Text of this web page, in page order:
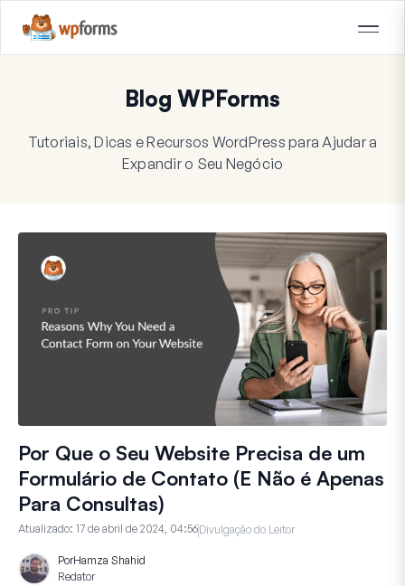
Blog WPForms
Tutoriais, Dicas e Recursos WordPress para Ajudar a
Expandir o Seu Negócio
Por Que o Seu Website Precisa de um
Formulário de Contato (E Não é Apenas
Para Consultas)
Atualizado: 17 de abril de 2024, 04:56Divulgação do Leitor
PorHamza Shahid
Redator